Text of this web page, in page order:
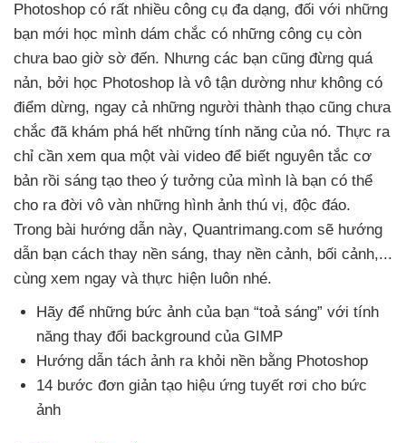
Photoshop có rất nhiều công cụ đa dạng, đối với những
bạn mới học mình dám chắc có những công cụ còn
chưa bao giờ sờ đến. Nhưng các bạn cũng đừng quá
nản, bởi học Photoshop là vô tận dường như không có
điểm dừng, ngay cả những người thành thạo cũng chưa
chắc đã khám phá hết những tính năng của nó. Thực ra
chỉ cần xem qua một vài video để biết nguyên tắc cơ
bản rồi sáng tạo theo ý tưởng của mình là bạn có thể
cho ra đời vô vàn những hình ảnh thú vị, độc đáo.
Trong bài hướng dẫn này, Quantrimang.com sẽ hướng
dẫn bạn cách thay nền sáng, thay nền cảnh, bối cảnh,...
cùng xem ngay và thực hiện luôn nhé.
Hãy để những bức ảnh của bạn “toả sáng” với tính
năng thay đổi background của GIMP
Hướng dẫn tách ảnh ra khỏi nền bằng Photoshop
14 bước đơn giản tạo hiệu ứng tuyết rơi cho bức
ảnh